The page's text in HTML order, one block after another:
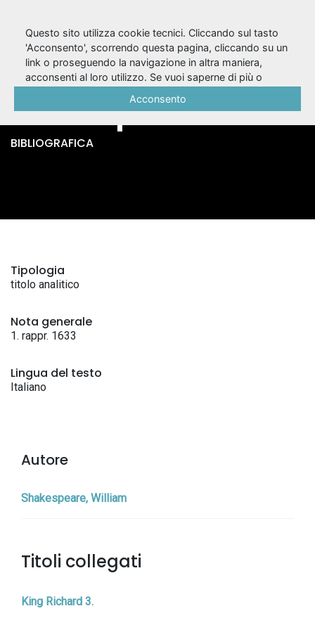
Riccardo 3. / William
Shakespeare
BIBLIOGRAFICA
Tipologia
titolo analitico
Nota generale
1. rappr. 1633
Lingua del testo
Italiano
Autore
Shakespeare, William
Titoli collegati
King Richard 3.
Questo sito utilizza cookie tecnici. Cliccando sul tasto
'Acconsento', scorrendo questa pagina, cliccando su un
link o proseguendo la navigazione in altra maniera,
acconsenti al loro utilizzo. Se vuoi saperne di più o
Acconsento